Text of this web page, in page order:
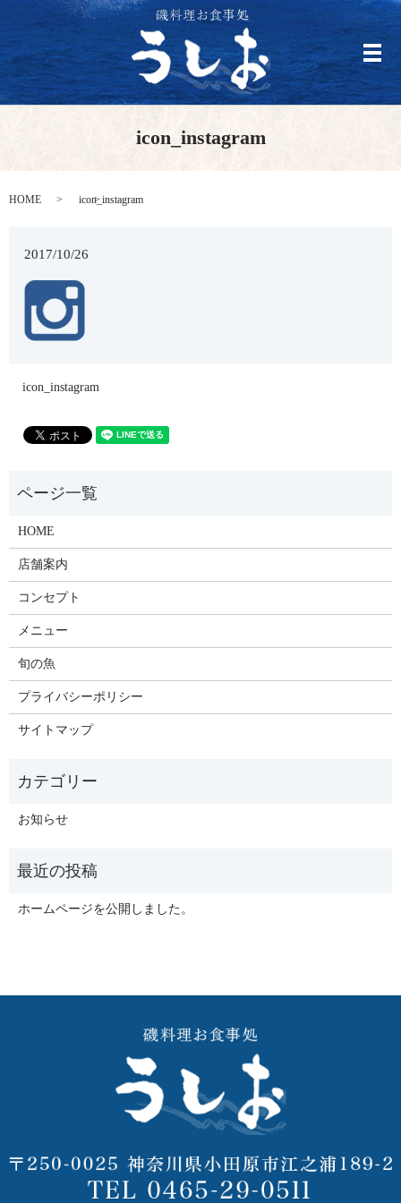
メ
icon_instagram
HOME icon_instagram
2017/10/26
icon_instagram
HOME
店舗案内
コンセプト
メニュー
旬の魚
プライバシーポリシー
サイトマップ
お知らせ
ホームページを公開しました。